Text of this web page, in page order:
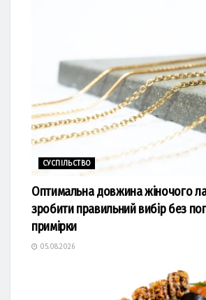
СУСПІЛЬСТВО
Оптимальна довжина жіночого
зробити правильний вибір без
примірки
05.08.2026